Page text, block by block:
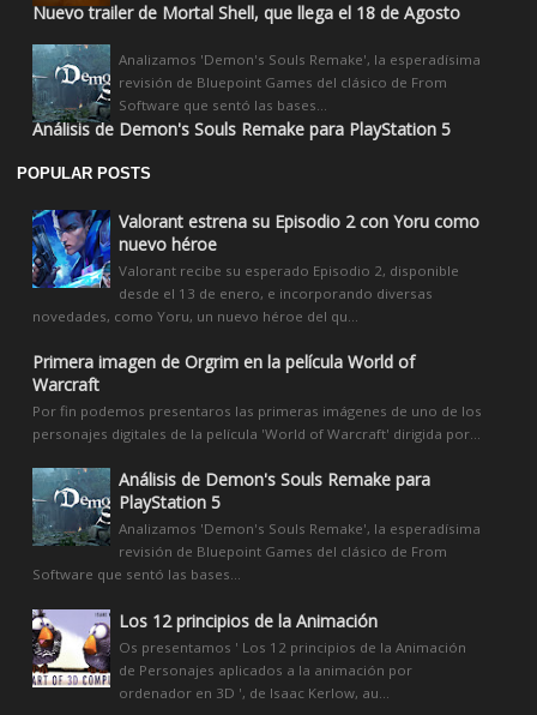
Nuevo trailer de Mortal Shell, que llega el 18 de Agosto
Análisis de Demon's Souls Remake para PlayStation 5
Analizamos 'Demon's Souls Remake', la esperadísima
revisión de Bluepoint Games del clásico de From
Software que sentó las bases...
POPULAR POSTS
Valorant estrena su Episodio 2 con Yoru como
nuevo héroe
Valorant recibe su esperado Episodio 2, disponible
desde el 13 de enero, e incorporando diversas
novedades, como Yoru, un nuevo héroe del qu...
Primera imagen de Orgrim en la película World of
Warcraft
Por fin podemos presentaros las primeras imágenes de uno de los
personajes digitales de la película 'World of Warcraft' dirigida por...
Análisis de Demon's Souls Remake para
PlayStation 5
Analizamos 'Demon's Souls Remake', la esperadísima
revisión de Bluepoint Games del clásico de From
Software que sentó las bases...
Los 12 principios de la Animación
Os presentamos ' Los 12 principios de la Animación
de Personajes aplicados a la animación por
ordenador en 3D ', de Isaac Kerlow, au...